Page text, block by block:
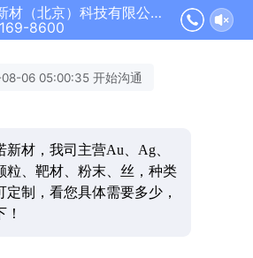
中诺新材（北京）科技有限公司正在为您服务
8600
06 05:00:35 开始沟通
材，我司主营Au、Ag、
粒、靶材、粉末、丝，种类
制，看您具体需要多少，